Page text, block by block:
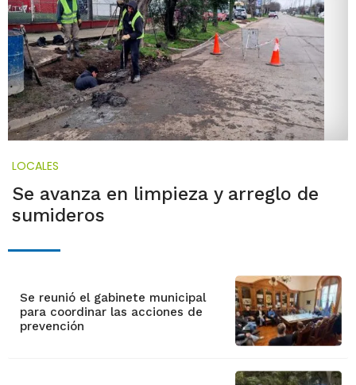
LOCALES
Se avanza en limpieza y arreglo de
sumideros
Se reunió el gabinete municipal
para coordinar las acciones de
prevención